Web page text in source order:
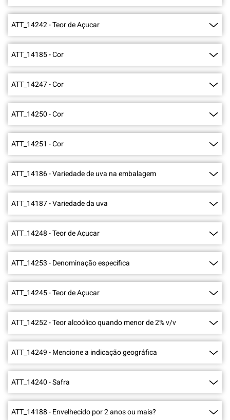
ATT_14242-Teor de Açucar
ATT_14185-Cor
ATT_14247-Cor
ATT_14250 -Cor
ATT_14251 -Cor
ATT_14186-Variedade de uva na embalagem
ATT_14187-Variedade da uva
ATT_14248 -Teor de Açucar
ATT_14253 - Denominação específica
ATT_14245-Teor de Açucar
ATT_14252-Teor alcoólico quando menor de 2% v/v
ATT_14249 - Mencione a indicação geográfica
ATT_14240 -Safra
ATT_14188 - Envelhecido por 2 anos ou mais?